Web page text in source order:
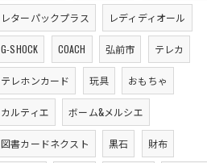
レターパックプラス レディディオール
G-SHOCK COACH 弘前市 テレカ
テレホンカード 玩具 おもちゃ
カルティエ ボーム&メルシエ
図書カードネクスト 黒石 財布